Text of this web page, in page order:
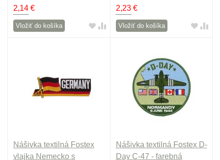
2,14 €
Vložiť do košíka
2,23€
Vložiť do košíka
Nášivka textilná Fostex
vlajka Nemecko s
Nášivka textilná Fostex D-
Day C-47 - farebná